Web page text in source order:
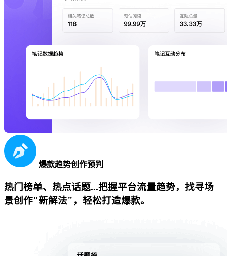
爆款趋势创作预判
热门榜单、热点话题...把握平台流量趋势，找寻场
景创作"新解法"，轻松打造爆款。